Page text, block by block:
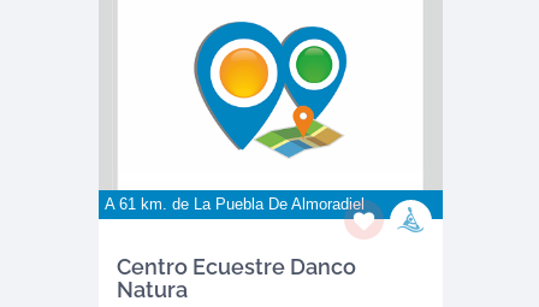
A 61 km. de La Puebla De Almoradiel
Centro Ecuestre Danco
Natura